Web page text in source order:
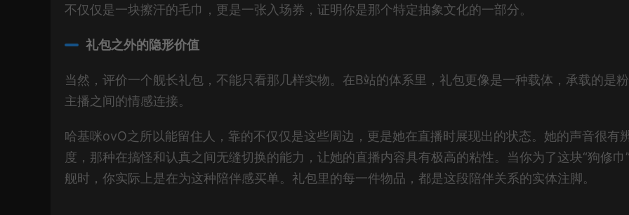
不仅仅是一块擦汗的毛巾，更是一张入场券，证明你是那个特定抽象文化的一部分。
礼包之外的隐形价值
当然，评价一个舰长礼包，不能只看那几样实物。在B站的体系里，礼包更像是一种载体，承载的是
主播之间的情感连接。
哈基咪ovO之所以能留住人，靠的不仅仅是这些周边，更是她在直播时展现出的状态。她的声音很有
度，那种在搞怪和认真之间无缝切换的能力，让她的直播内容具有极高的粘性。当你为了这块“狗修巾
舰时，你实际上是在为这种陪伴感买单。礼包里的每一件物品，都是这段陪伴关系的实体注脚。